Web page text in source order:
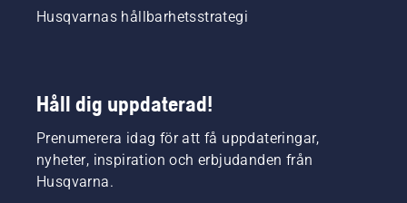
Husqvarnas hållbarhetsstrategi
Håll dig uppdaterad!
Prenumerera idag för att få uppdateringar,
nyheter, inspiration och erbjudanden från
Husqvarna.